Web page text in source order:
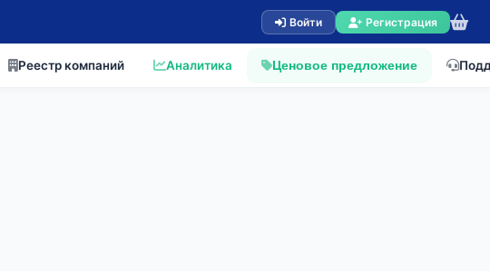
Войти Регистрация
Реестр компаний Аналитика Ценовое предложение